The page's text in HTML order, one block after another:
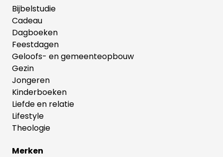
Bijbelstudie
Cadeau
Dagboeken
Feestdagen
Geloofs- en gemeenteopbouw
Gezin
Jongeren
Kinderboeken
Liefde en relatie
Lifestyle
Theologie
Merken